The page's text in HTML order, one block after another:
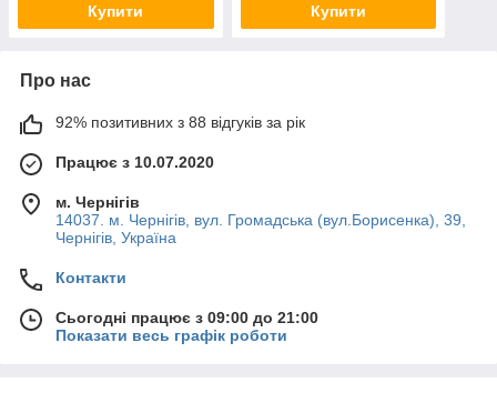
Купити Купити
Про нас
92% позитивних з 88 відгуків за рік
Працює з 10.07.2020
м. Чернігів
14037. м. Чернігів, вул. Громадська (вул.Борисенка), 39,
Чернігів, Україна
Контакти
Сьогодні працює з 09:00 до 21:00
Показати весь графік роботи